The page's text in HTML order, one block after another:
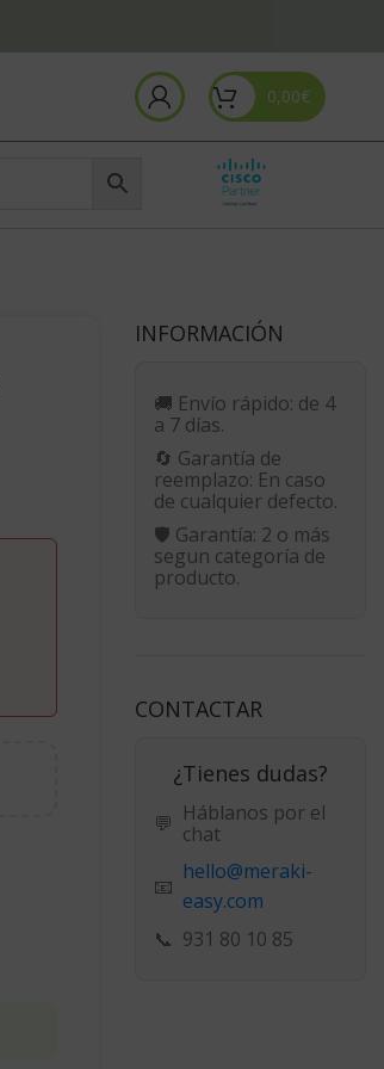
0,00€
INFORMACIÓN
🚚 Envío rápido: de 4
a 7 días.
🔄 Garantía de
reemplazo: En caso
de cualquier defecto.
🛡️ Garantía: 2 o más
segun categoría de
producto.
CONTACTAR
¿Tienes dudas?
💬 Háblanos por el
chat
📧
hello@meraki-
easy.com
📞 931 80 10 85